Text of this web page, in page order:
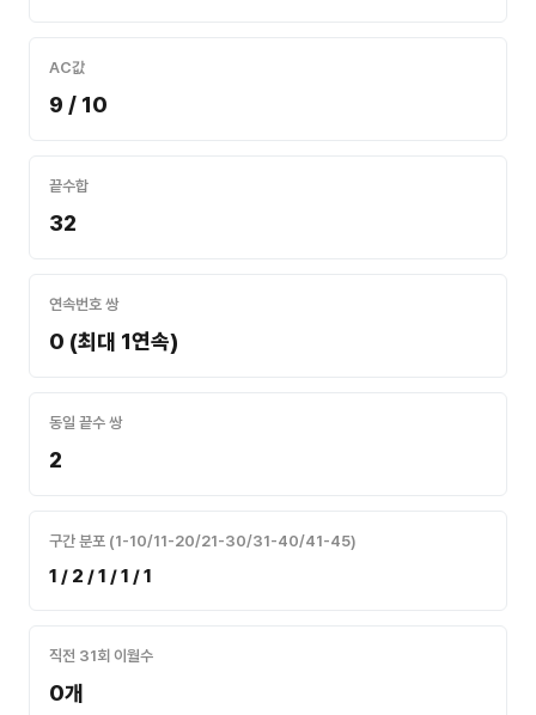
AC값
9 / 10
끝수합
32
연속번호 쌍
0 (최대 1연속)
동일 끝수 쌍
2
구간 분포 (1-10/11-20/21-30/31-40/41-45)
1 / 2 / 1 / 1 / 1
직전 31회 이월수
0개